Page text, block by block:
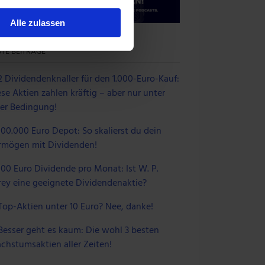
Präferenzen im
anbieten zu können
Verwendung unserer
diese Informationen
deiner Nutzung
Alle zulassen
BEITRÄGE
Dividendenknaller für den 1.000-Euro-Kauf:
Aktien zahlen kräftig – aber nur unter
Bedingung!
Euro Depot: So skalierst du dein
mit Dividenden!
Euro Dividende pro Monat: Ist W. P.
eine geeignete Dividendenaktie?
Aktien unter 10 Euro? Nee, danke!
geht es kaum: Die wohl 3 besten
aller Zeiten!